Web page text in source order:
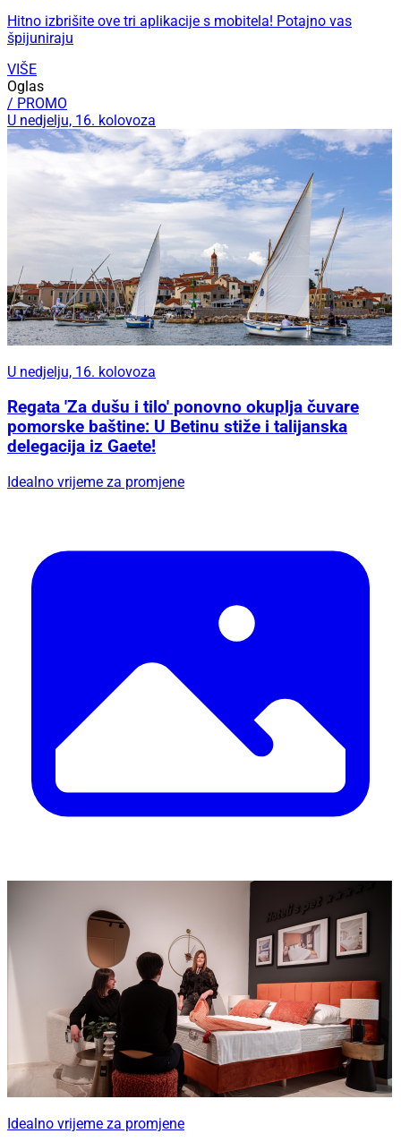
Hitno izbrišite ove tri aplikacije s mobitela! Potajno vas
špijuniraju
VIŠE
Oglas
/ PROMO
U nedjelju, 16. kolovoza
U nedjelju, 16. kolovoza
Regata 'Za dušu i tilo' ponovno okuplja čuvare
pomorske baštine: U Betinu stiže i talijanska
delegacija iz Gaete!
Idealno vrijeme za promjene
Idealno vrijeme za promjene